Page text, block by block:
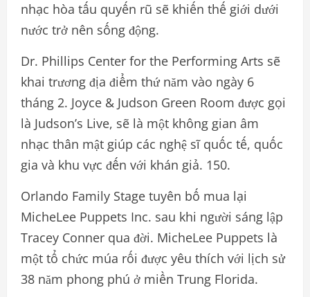
nhạc hòa tấu quyến rũ sẽ khiến thế giới dưới
nước trở nên sống động.
Dr. Phillips Center for the Performing Arts sẽ
khai trương địa điểm thứ năm vào ngày 6
tháng 2. Joyce & Judson Green Room được gọi
là Judson’s Live, sẽ là một không gian âm
nhạc thân mật giúp các nghệ sĩ quốc tế, quốc
gia và khu vực đến với khán giả. 150.
Orlando Family Stage tuyên bố mua lại
MicheLee Puppets Inc. sau khi người sáng lập
Tracey Conner qua đời. MicheLee Puppets là
một tổ chức múa rối được yêu thích với lịch sử
38 năm phong phú ở miền Trung Florida.